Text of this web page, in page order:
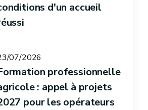
d'un accueil
07/2026
professionnelle
: appel à projets
pour les opérateurs